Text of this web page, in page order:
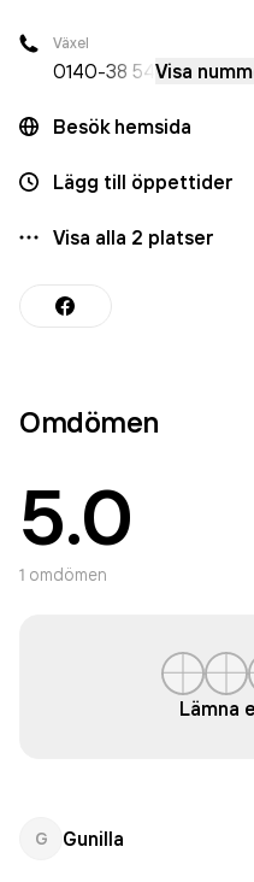
Växel
0140-38 54 Visa
Besök hemsida
Lägg till öppettider
Visa alla 2 platser
Omdömen
5.0
1 omdömen
Lämna
G Gunilla